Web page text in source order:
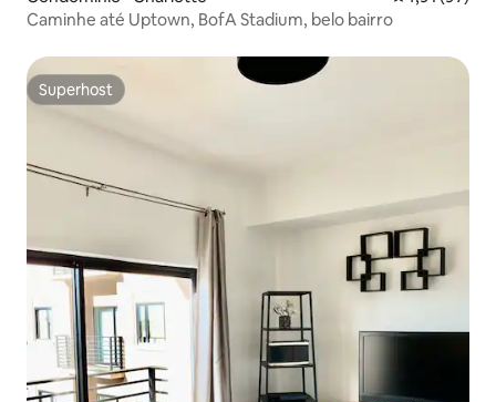
Caminhe até Uptown, BofA Stadium, belo bairro
Superhost
Superhost